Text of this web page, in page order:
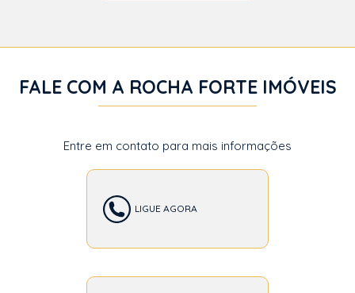
FALE COM A ROCHA FORTE IMÓVEIS
Entre em contato para mais informações
LIGUE AGORA